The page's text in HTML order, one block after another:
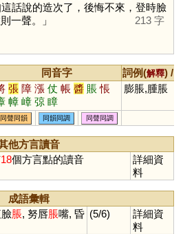
話說的造次了，後悔不來，登時臉
一聲。」
213 字
同音字 詞例(解釋) /
張 障 漲 仗 帳 醬 賬 悵
幛 嶂 弶 瞕
膨脹,腫脹
同聲同韻 同韻同調 同聲同調
他方言讀音
18個方言點的讀音
詳細資
料
成語彙輯
脹, 努唇脹嘴, 昏 (5/6)
詳細資
料